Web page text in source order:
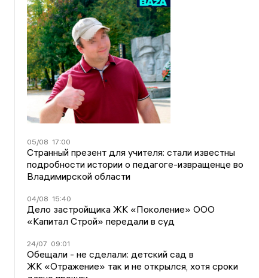
05/08 17:00
Странный презент для учителя: стали известны
подробности истории о педагоге-извращенце во
Владимирской области
04/08 15:40
Дело застройщика ЖК «Поколение» ООО
«Капитал Строй» передали в суд
24/07 09:01
Обещали - не сделали: детский сад в
ЖК «Отражение» так и не открылся, хотя сроки